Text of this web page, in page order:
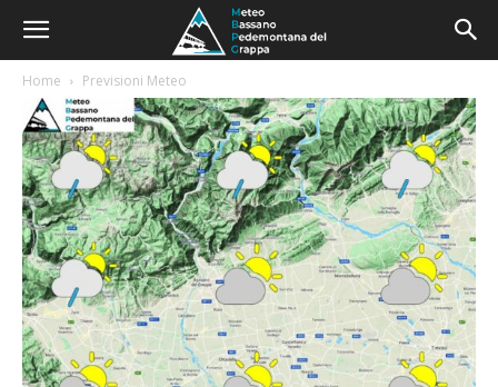
Home Previsioni Meteo